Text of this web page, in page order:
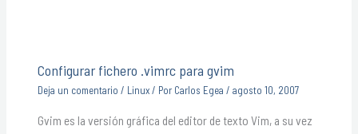
Configurar fichero .vimrc para gvim
Deja un comentario / Linux/ Por Carlos Egea/agosto 10, 2007
Gvim es la versión gráfica del editor de texto Vim, a su vez